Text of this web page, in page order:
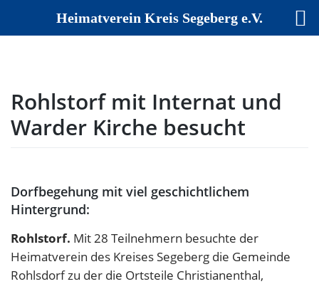
Rohlstorf mit Internat und
Warder Kirche besucht
Dorfbegehung mit viel geschichtlichem
Hintergrund:
Rohlstorf. Mit 28 Teilnehmern besuchte der
Heimatverein des Kreises Segeberg die Gemeinde
Rohlsdorf zu der die Ortsteile Christianenthal,
Heimatverein Kreis Segeberg e.V.